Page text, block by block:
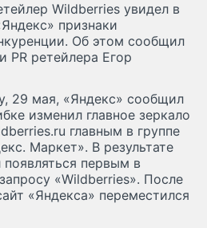
Wildberries увидел в
признаки
Об этом сообщил
PR ретейлера Егор
29 мая, «Яндекс» сообщил
изменил главное зеркало
главным в группе
Маркет». В результате
первым в
«Wildberries». После
«Яндекса» переместился